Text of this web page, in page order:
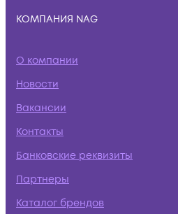
КОМПАНИЯ NAG
О компании
Новости
Вакансии
Контакты
Банковские реквизиты
Партнеры
Каталог брендов